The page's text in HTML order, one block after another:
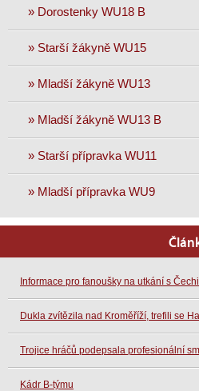
» Dorostenky WU18 B
» Starší žákyně WU15
» Mladší žákyně WU13
» Mladší žákyně WU13 B
» Starší přípravka WU11
» Mladší přípravka WU9
Informace pro fanoušky na utkání s
Dukla zvítězila nad Kroměříží, trefili se
Trojice hráčů podepsala profesionální
Kádr B-týmu